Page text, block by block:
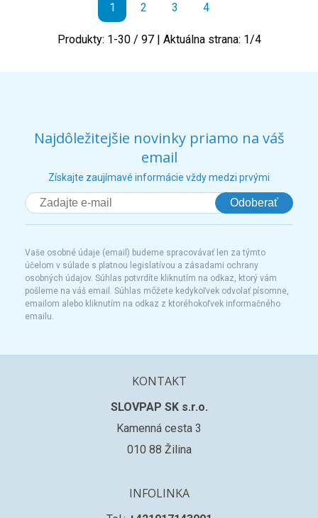
1 2 3 4
Produkty: 1-30/ 97| Aktuálna strana: 1/4
Najdôležitejšie novinky priamo na váš
email
Získajte zaujímavé informácie vždy medzi prvými
Odoberať
Vaše osobné údaje (email) budeme spracovávať len za týmto
účelom v súlade s platnou legislatívou a zásadami ochrany
osobných údajov. Súhlas potvrdíte kliknutím na odkaz, ktorý vám
pošleme na váš email. Súhlas môžete kedykoľvek odvolať písomne,
emailom alebo kliknutím na odkaz z ktoréhokoľvek informačného
emailu.
KONTAKT
SLOVPAP SK s.r.o.
Kamenná cesta 3
010 88 Žilina
INFOLINKA